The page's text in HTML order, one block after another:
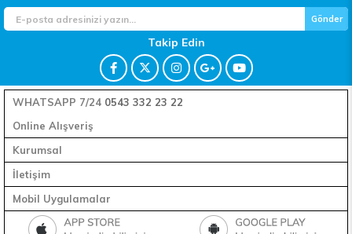
Gönder
Takip Edin
WHATSAPP 7/24 0543 332 23 22
Online Alışveriş
Kurumsal
İletişim
Mobil Uygulamalar